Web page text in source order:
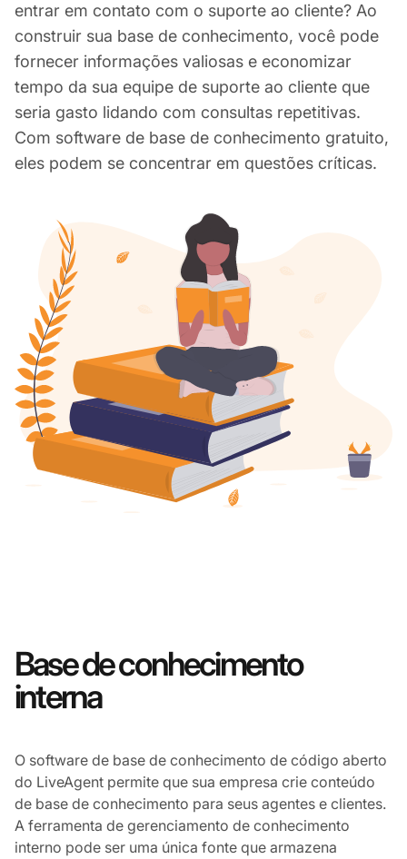
entrar em contato com o suporte ao cliente? Ao
construir sua base de conhecimento, você pode
fornecer informações valiosas e economizar
tempo da sua equipe de suporte ao cliente que
seria gasto lidando com consultas repetitivas.
Com software de base de conhecimento gratuito,
eles podem se concentrar em questões críticas.
Base de conhecimento
interna
O software de base de conhecimento de código aberto
do LiveAgent permite que sua empresa crie conteúdo
de base de conhecimento para seus agentes e clientes.
A ferramenta de gerenciamento de conhecimento
interno pode ser uma única fonte que armazena